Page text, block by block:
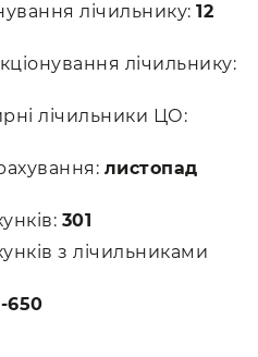
лічильнику: 12
лічильнику:
лічильники ЦО:
листопад
301
з лічильниками
650